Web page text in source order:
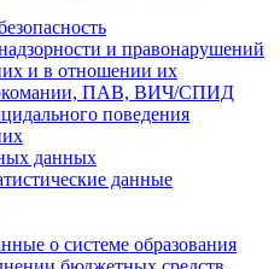
и правонарушений
и в отношении их
ПАВ, ВИЧ/СПИД
поведения
данных
данные
о системе образования